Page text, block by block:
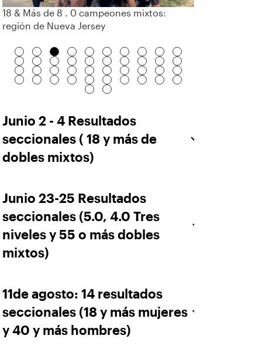
18 & Más de 8 . 0 campeones mixtos:
región de Nueva Jersey
Junio 2 - 4 Resultados
seccionales ( 18 y más de
dobles mixtos)
Junio 23-25 Resultados
seccionales (5.0, 4.0 Tres
niveles y 55 o más dobles
mixtos)
11de agosto: 14 resultados
seccionales (18 y más mujeres
y 40 y más hombres)